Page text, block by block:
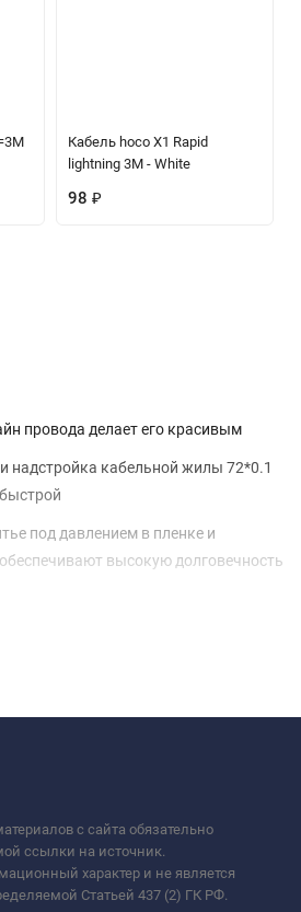
Кабель hoco X1 Rapid
lightning 3M - White
98 ₽
провода делает его красивым
надстройка кабельной жилы 72*0.1
под давлением в пленке и
высокую долговечность
с сайта обязательно
ссылки на источник.
характер и не является
Статьей 437 (2) ГК РФ.